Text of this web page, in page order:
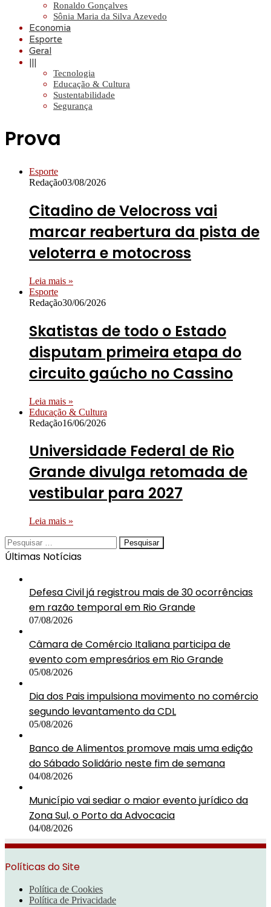
Ronaldo Gonçalves
Sônia Maria da Silva Azevedo
Economia
Esporte
Geral
|||
Tecnologia
Educação & Cultura
Sustentabilidade
Segurança
Prova
Esporte
Redação03/08/2026
Citadino de Velocross vai
marcar reabertura da pista de
veloterra e motocross
Leia mais »
Esporte
Redação30/06/2026
Skatistas de todo o Estado
disputam primeira etapa do
circuito gaúcho no Cassino
Leia mais »
Educação & Cultura
Redação16/06/2026
Universidade Federal de Rio
Grande divulga retomada de
vestibular para 2027
Leia mais »
Pesquisar
por:
Últimas Notícias
Defesa Civil já registrou mais de 30 ocorrências
em razão temporal em Rio Grande
07/08/2026
Câmara de Comércio Italiana participa de
evento com empresários em Rio Grande
05/08/2026
Dia dos Pais impulsiona movimento no comércio
segundo levantamento da CDL
05/08/2026
Banco de Alimentos promove mais uma edição
do Sábado Solidário neste fim de semana
04/08/2026
Município vai sediar o maior evento jurídico da
Zona Sul, o Porto da Advocacia
04/08/2026
Políticas do Site
Política de Cookies
Política de Privacidade